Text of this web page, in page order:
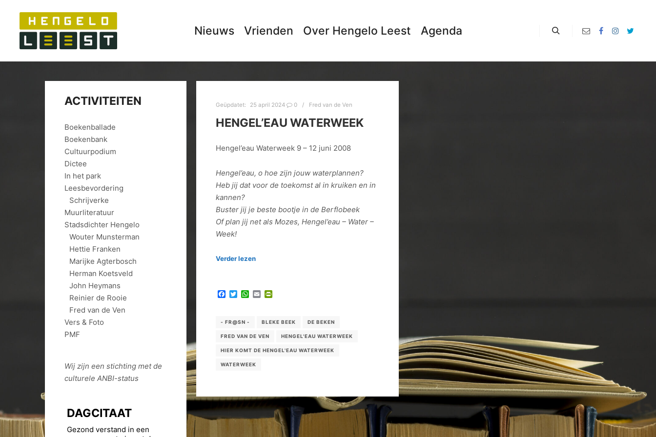
Nieuws Vrienden Over Hengelo Leest Agenda
Geüpdatet: 25 april 2024 0 Fred van de Ven
HENGEL’EAU WATERWEEK
Hengel’eau Waterweek 9 – 12 juni 2008
Hengel’eau, o hoe zijn jouw waterplannen?
Heb jij dat voor de toekomst al in kruiken en in
kannen?
Buster jij je beste bootje in de Berflobeek
Of plan jij net als Mozes, Hengel’eau – Water –
Week!
Verder lezen
Facebook
TwitterWhatsApp
Email
- FR@SN - BLEKE BEEK DE BEKEN
FRED VAN DE VEN HENGEL'EAU WATERWEEK
HIER KOMT DE HENGEL'EAU WATERWEEK
WATERWEEK
ACTIVITEITEN
Boekenballade
Boekenbank
Cultuurpodium
Dictee
In het park
Leesbevordering
Schrijverke
Muurliteratuur
Stadsdichter Hengelo
Wouter Munsterman
Hettie Franken
Marijke Agterbosch
Herman Koetsveld
John Heymans
Reinier de Rooie
Fred van de Ven
Vers & Foto
PMF
Wij zijn een stichting met de
culturele ANBI-status
DAGCITAAT
Gezond verstand in een